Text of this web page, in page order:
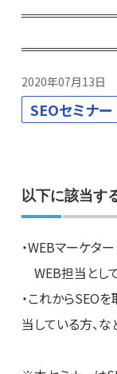
2020年07月13日
SEOセミナー
以下に該当す
・WEBマーケタ
WEB担当とし
・これからSEO
当している方、な